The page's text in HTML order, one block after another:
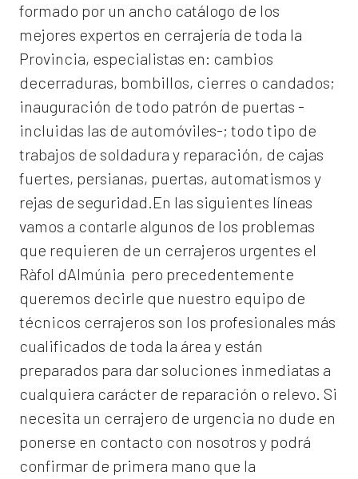
formado por un ancho catálogo de los
mejores expertos en cerrajería de toda la
Provincia, especialistas en: cambios
decerraduras, bombillos, cierres o candados;
inauguración de todo patrón de puertas -
incluidas las de automóviles-; todo tipo de
trabajos de soldadura y reparación, de cajas
fuertes, persianas, puertas, automatismos y
rejas de seguridad.En las siguientes líneas
vamos a contarle algunos de los problemas
que requieren de un cerrajeros urgentes el
Ràfol dAlmúnia pero precedentemente
queremos decirle que nuestro equipo de
técnicos cerrajeros son los profesionales más
cualificados de toda la área y están
preparados para dar soluciones inmediatas a
cualquiera carácter de reparación o relevo. Si
necesita un cerrajero de urgencia no dude en
ponerse en contacto con nosotros y podrá
confirmar de primera mano que la